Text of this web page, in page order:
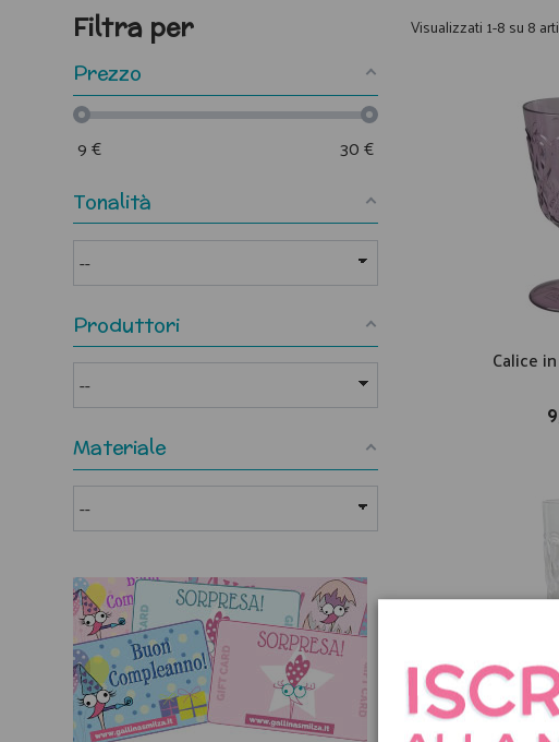
Visualizzati 1-8 su 8
Calice
Filtra per
Prezzo
9€ 30€
Tonalità
Produttori
Materiale